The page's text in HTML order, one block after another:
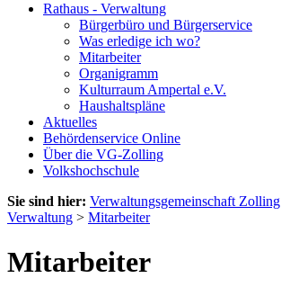
Rathaus - Verwaltung
Bürgerbüro und Bürgerservice
Was erledige ich wo?
Mitarbeiter
Organigramm
Kulturraum Ampertal e.V.
Haushaltspläne
Aktuelles
Behördenservice Online
Über die VG-Zolling
Volkshochschule
Sie sind hier: Verwaltungsgemeinschaft Zolling
Verwaltung > Mitarbeiter
Mitarbeiter